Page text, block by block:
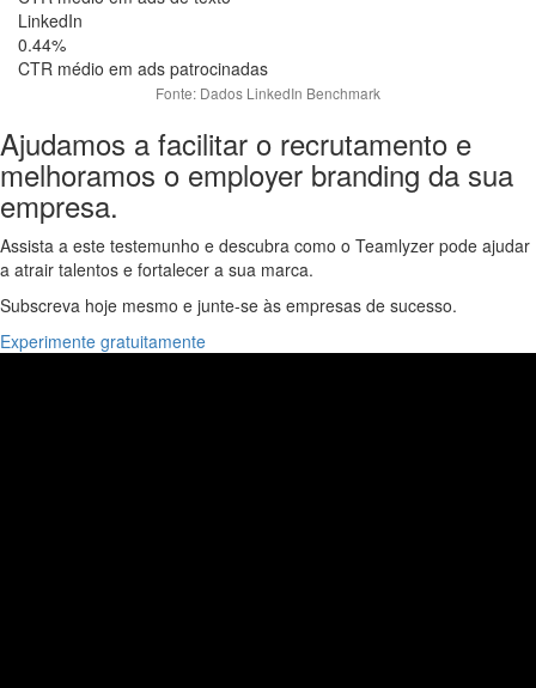
LinkedIn
0.44%
CTR médio em ads patrocinadas
Fonte: Dados LinkedIn Benchmark
Ajudamos a facilitar o recrutamento e
melhoramos o employer branding da sua
empresa.
Assista a este testemunho e descubra como o Teamlyzer pode ajudar
a atrair talentos e fortalecer a sua marca.
Subscreva hoje mesmo e junte-se às empresas de sucesso.
Experimente gratuitamente